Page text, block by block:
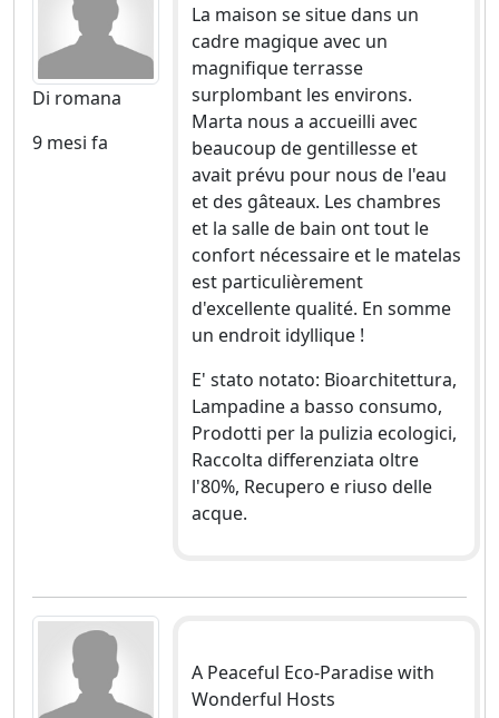
Di romana
9 mesi fa
La maison se situe dans un
cadre magique avec un
magnifique terrasse
surplombant les environs.
Marta nous a accueilli avec
beaucoup de gentillesse et
avait prévu pour nous de l'eau
et des gâteaux. Les chambres
et la salle de bain ont tout le
confort nécessaire et le matelas
est particulièrement
d'excellente qualité. En somme
un endroit idyllique !
E' stato notato: Bioarchitettura,
Lampadine a basso consumo,
Prodotti per la pulizia ecologici,
Raccolta differenziata oltre
l'80%, Recupero e riuso delle
acque.
A Peaceful Eco-Paradise with
Wonderful Hosts